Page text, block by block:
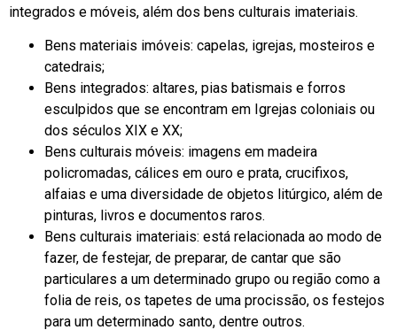
integrados e móveis, além dos bens culturais imateriais.
Bens materiais imóveis: capelas, igrejas, mosteiros e
catedrais;
Bens integrados: altares, pias batismais e forros
esculpidos que se encontram em Igrejas coloniais ou
dos séculos XIX e XX;
Bens culturais móveis: imagens em madeira
policromadas, cálices em ouro e prata, crucifixos,
alfaias e uma diversidade de objetos litúrgico, além de
pinturas, livros e documentos raros.
Bens culturais imateriais: está relacionada ao modo de
fazer, de festejar, de preparar, de cantar que são
particulares a um determinado grupo ou região como a
folia de reis, os tapetes de uma procissão, os festejos
para um determinado santo, dentre outros.